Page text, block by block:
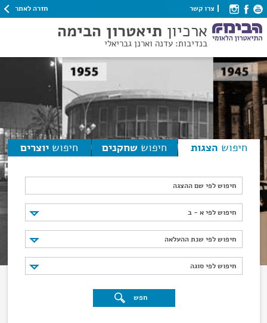
צרו קשר חזרה לאתר
ארכיון תיאטרון הבימה
בנדיבות: עדנה וארנן גבריאלי
חיפוש הצגות חיפוש שחקנים חיפוש יוצרים
חיפוש לפי שם ההצגה
חיפוש לפי א - ב
חיפוש לפי א - ב
חיפוש לפי שנת ההעלאה
חיפוש לפי שנת ההעלאה
חיפוש לפי סוגה
חיפוש לפי סוגה
חפש